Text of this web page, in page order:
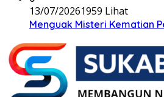
13/07/20261959 Lihat
Menguak Misteri Kematian